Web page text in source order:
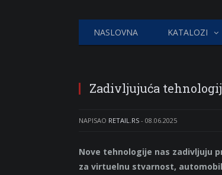
NASLOVNA KATALOZI
Zadivljujuća
NAPISAO RETAIL.RS - 08.06.2025
Nove tehnologije nas zadivljuju
za virtuelnu stvarnost,